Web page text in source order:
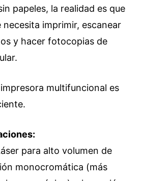
papeles, la realidad es que
necesita imprimir, escanear
y hacer fotocopias de
multifuncional es
para alto volumen de
monocromática (más